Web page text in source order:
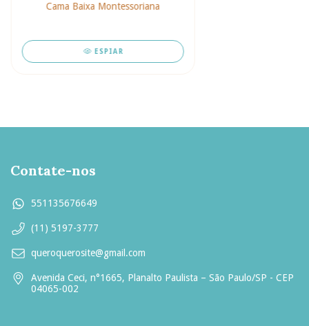
Cama Baixa Montessoriana
ESPIAR
Contate-nos
551135676649
(11) 5197-3777
queroquerosite@gmail.com
Avenida Ceci, n°1665, Planalto Paulista – São Paulo/SP - CEP
04065-002